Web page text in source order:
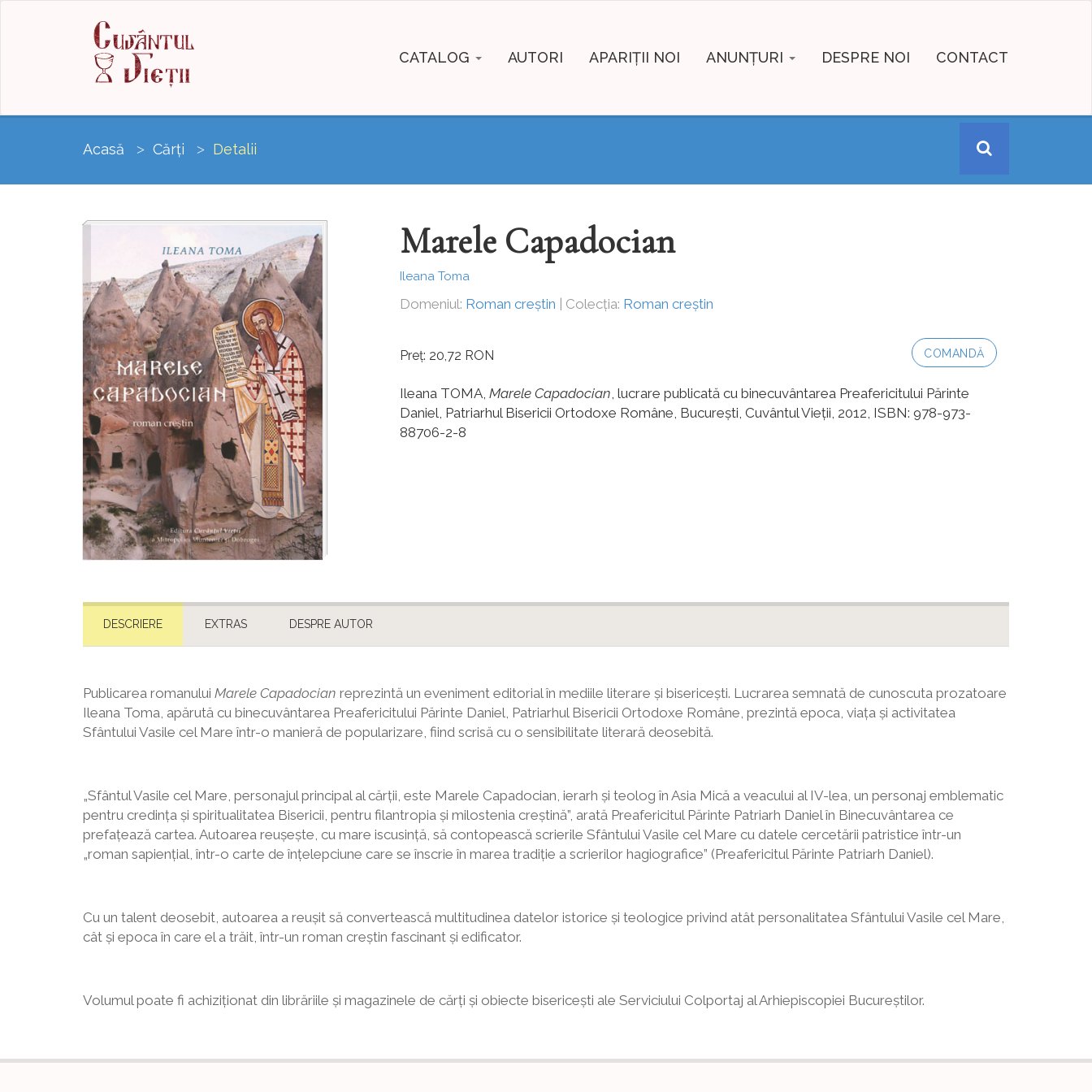
CATALOG AUTORI APARIȚII NOI ANUNȚURI DESPRE NOI CONTACT
Acasă Cărți Detalii
Marele Capadocian
Ileana Toma
Domeniul: Roman creștin | Colecția: Roman creștin
Preț: 20,72 RON COMANDĂ
Ileana TOMA, Marele Capadocian , lucrare publicată cu binecuvântarea Preafericitului Părinte
Daniel, Patriarhul Bisericii Ortodoxe Române, București, Cuvântul Vieții, 2012, ISBN: 978-973-
88706-2-8
DESCRIERE EXTRAS DESPRE AUTOR
Publicarea romanului Marele Capadocian reprezintă un eveniment editorial în mediile literare și bisericești. Lucrarea semnată de cunoscuta prozatoare
Ileana Toma, apărută cu binecuvântarea Preafericitului Părinte Daniel, Patriarhul Bisericii Ortodoxe Române, prezintă epoca, viața și activitatea
Sfântului Vasile cel Mare într-o manieră de popularizare, fiind scrisă cu o sensibilitate literară deosebită.
„Sfântul Vasile cel Mare, personajul principal al cărții, este Marele Capadocian, ierarh și teolog în Asia Mică a veacului al IV-lea, un personaj emblematic
pentru credința și spiritualitatea Bisericii, pentru filantropia și milostenia creștină”, arată Preafericitul Părinte Patriarh Daniel în Binecuvântarea ce
prefațează cartea. Autoarea reușește, cu mare iscusință, să contopească scrierile Sfântului Vasile cel Mare cu datele cercetării patristice într-un
„roman sapiențial, într-o carte de înțelepciune care se înscrie în marea tradiție a scrierilor hagiografice” (Preafericitul Părinte Patriarh Daniel).
Cu un talent deosebit, autoarea a reușit să convertească multitudinea datelor istorice și teologice privind atât personalitatea Sfântului Vasile cel Mare,
cât și epoca în care el a trăit, într-un roman creștin fascinant și edificator.
Volumul poate fi achiziționat din librăriile și magazinele de cărți și obiecte bisericești ale Serviciului Colportaj al Arhiepiscopiei Bucureștilor.